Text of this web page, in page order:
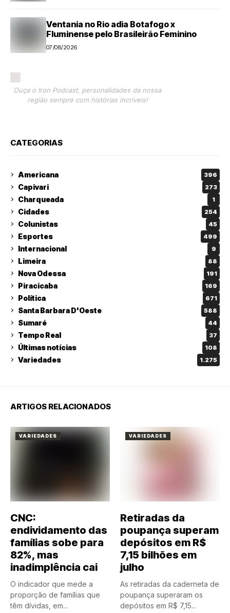
Ventania no Rio adia Botafogo x
Fluminense pelo Brasileirão Feminino
07/08/2026
Ouça o Iron Podcast, personalidades da nossa
região sempre com histórias incríveis!
CATEGORIAS
Americana 396
Capivari 273
Charqueada 1
Cidades 254
Colunistas 45
Esportes 499
Internacional 9
Limeira 88
Nova Odessa 191
Piracicaba 169
Política 671
Santa Barbara D'Oeste 588
Sumaré 44
Tempo Real 37
Últimas notícias 108
Variedades 1.275
ARTIGOS RELACIONADOS
VARIEDADES
CNC:
endividamento das
famílias sobe para
82%, mas
inadimplência cai
O indicador que mede a
proporção de famílias que
têm dívidas, em...
VARIEDADES
Retiradas da
poupança superam
depósitos em R$
7,15 bilhões em
julho
As retiradas da caderneta de
poupança superaram os
depósitos em R$ 7,15...